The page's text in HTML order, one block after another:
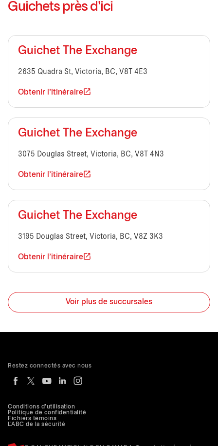
Guichets près d'ici
Guichet The Exchange
2635 Quadra St, Victoria, BC, V8T 4E3
Obtenir l'itinéraire
Guichet The Exchange
3075 Douglas Street, Victoria, BC, V8T 4N3
Obtenir l'itinéraire
Guichet The Exchange
3195 Douglas Street, Victoria, BC, V8Z 3K3
Obtenir l'itinéraire
Voir plus de succursales
Conditions d'utilisation
Politique de confidentialité
Fichiers témoins
L'ABC de la sécurité
Restez connectés avec nous